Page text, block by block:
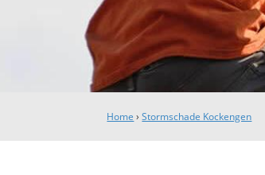
Home ›Stormschade Kockengen